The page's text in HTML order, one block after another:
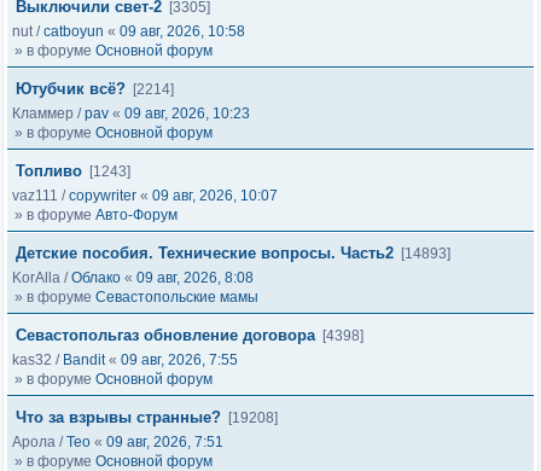
Выключили свет-2 [3305]
nut/catboyun « 09 авг, 2026, 10:58
» в форуме Основной форум
Ютубчик всё? [2214]
Кламмер /pav « 09 авг, 2026, 10:23
» в форуме Основной форум
Топливо [1243]
vaz111 /copywriter « 09 авг, 2026, 10:07
» в форуме Авто-Форум
Детские пособия. Технические вопросы. Часть2 [14893]
KorAlla /Облако « 09 авг, 2026, 8:08
» в форуме Севастопольские мамы
Севастопольгаз обновление договора [4398]
kas32 / Bandit« 09 авг, 2026, 7:55
» в форуме Основной форум
Что за взрывы странные? [19208]
Арола /Тео « 09 авг, 2026, 7:51
» в форуме Основной форум